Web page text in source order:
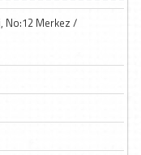
No:12 Merkez /